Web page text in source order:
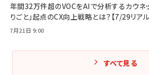
年間32万件超のVOCをAIで分析するカウネッ
りごと」起点のCX向上戦略とは？【7/29リア
7月21日 9:00
すべて見る